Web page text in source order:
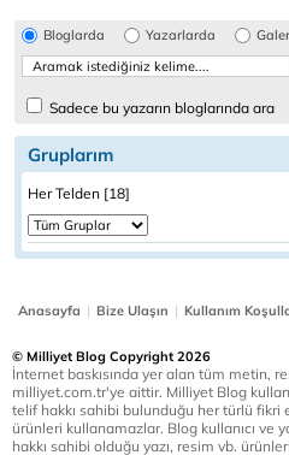
Bloglarda Yazarlarda
Sadece bu yazarın bloglarında ara
Gruplarım
Her Telden [18]
Anasayfa | Bize Ulaşın | Kullanım
© Milliyet Blog Copyright 2026
İnternet baskısında yer alan tüm metin,
milliyet.com.tr'ye aittir. Milliyet Blog
telif hakkı sahibi bulunduğu her türlü
ürünleri kullanamazlar. Blog kullanıcı ve
hakkı sahibi olduğu yazı, resim vb.